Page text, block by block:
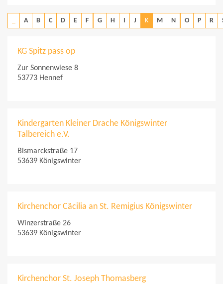
A B C D E F G H J K M N O P R
KG Spitz pass op
Zur Sonnenwiese 8
53773 Hennef
Kindergarten Kleiner Drache Königswinter
Talbereich e.V.
Bismarckstraße 17
53639 Königswinter
Kirchenchor Cäcilia an St. Remigius Königswinter
Winzerstraße 26
53639 Königswinter
Kirchenchor St. Joseph Thomasberg